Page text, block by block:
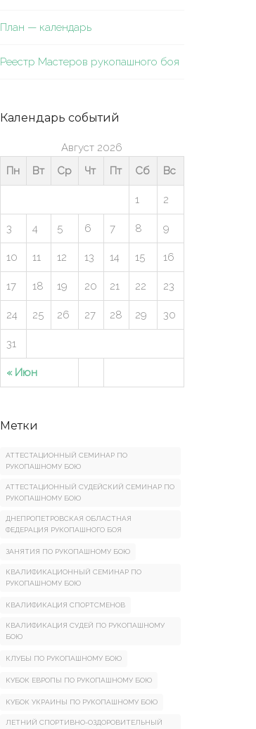
План — календарь
Реестр Мастеров рукопашного боя
Календарь событий
Август 2026
Пн
Вт Ср Чт Пт Сб Вс
« Июн
1 2
3 4 5 6 7 8 9
10 11 12 13 14 15 16
17 18 19 20 21 22 23
24 25 26 27 28 29 30
31
Метки
АТТЕСТАЦИОННЫЙ СЕМИНАР ПО
РУКОПАШНОМУ БОЮ
АТТЕСТАЦИОННЫЙ СУДЕЙСКИЙ СЕМИНАР ПО
РУКОПАШНОМУ БОЮ
ДНЕПРОПЕТРОВСКАЯ ОБЛАСТНАЯ
ФЕДЕРАЦИЯ РУКОПАШНОГО БОЯ
ЗАНЯТИЯ ПО РУКОПАШНОМУ БОЮ
КВАЛИФИКАЦИОННЫЙ СЕМИНАР ПО
РУКОПАШНОМУ БОЮ
КВАЛИФИКАЦИЯ СПОРТСМЕНОВ
КВАЛИФИКАЦИЯ СУДЕЙ ПО РУКОПАШНОМУ
БОЮ
КЛУБЫ ПО РУКОПАШНОМУ БОЮ
КУБОК ЕВРОПЫ ПО РУКОПАШНОМУ БОЮ
КУБОК УКРАИНЫ ПО РУКОПАШНОМУ БОЮ
ЛЕТНИЙ СПОРТИВНО-ОЗДОРОВИТЕЛЬНЫЙ